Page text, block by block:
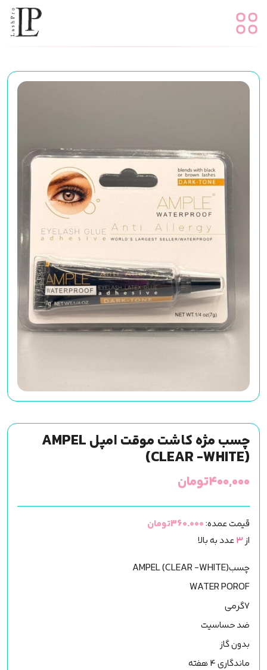
چسب مژه کاشت موقت امپل AMPEL
(CLEAR -WHITE)
۴۰۰,۰۰۰تومان
قیمت عمده:360.000تومان
از 3عدد به بالا
چسبAMPEL (CLEAR -WHITE)
WATER POROF
7گرمی
ضد حساسیت
بدون گاز
ماندگاری 4 هفته